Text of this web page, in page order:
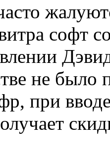
софт
не
при